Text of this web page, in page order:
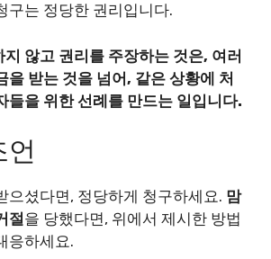
구는 정당한 권리입니다.
않고 권리를 주장하는 것은, 여러
을 받는 것을 넘어, 같은 상황에 처
들을 위한 선례를 만드는 일입니다.
언
으셨다면, 정당하게 청구하세요. 맘
절을 당했다면, 위에서 제시한 방법
응하세요.